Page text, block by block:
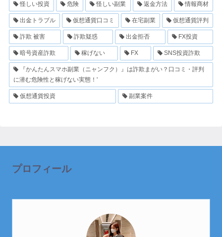
怪しい投資 危険 怪しい副業 返金方法 情報商材
出金トラブル 仮想通貨口コミ 在宅副業 仮想通貨評判
詐欺 被害 詐欺疑惑 出金拒否 FX投資
暗号資産詐欺 稼げない FX SNS投資詐欺
『かんたんスマホ副業（ニャンフク）』は詐欺まがい？口コミ・評判
に潜む危険性と稼げない実態！'
仮想通貨投資 副業案件
プロフィール